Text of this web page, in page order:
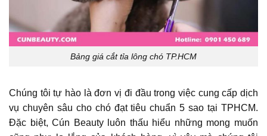
Bảng giá cắt tỉa lông chó TP.HCM
Chúng tôi tự hào là đơn vị đi đầu trong việc cung cấp dịch
vụ chuyên sâu cho chó đạt tiêu chuẩn 5 sao tại TPHCM.
Đặc biệt, Cún Beauty luôn thấu hiểu những mong muốn